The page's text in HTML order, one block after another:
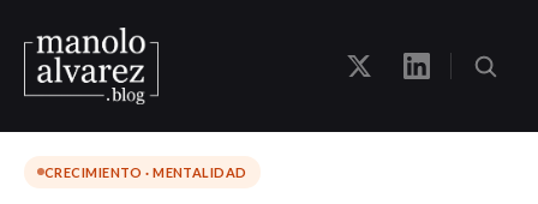
CRECIMIENTO · MENTALIDAD